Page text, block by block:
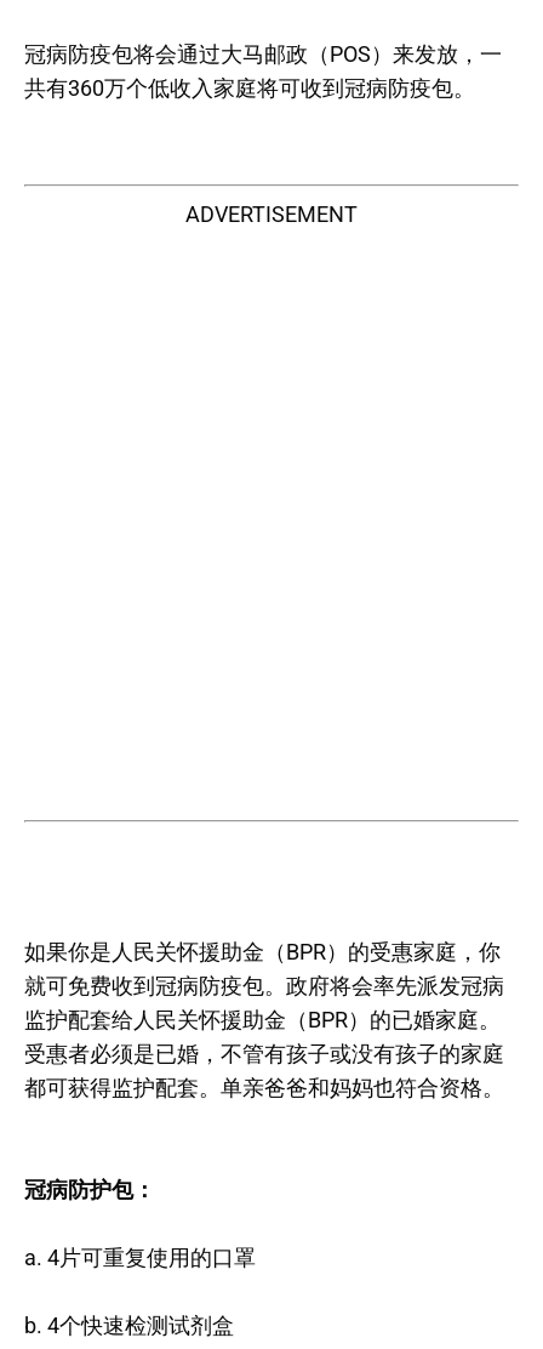
冠病防疫包将会通过大马邮政（POS）来发放，一
共有360万个低收入家庭将可收到冠病防疫包。
ADVERTISEMENT
如果你是人民关怀援助金（BPR）的受惠家庭，你
就可免费收到冠病防疫包。政府将会率先派发冠病
监护配套给人民关怀援助金（BPR）的已婚家庭。
受惠者必须是已婚，不管有孩子或没有孩子的家庭
都可获得监护配套。单亲爸爸和妈妈也符合资格。
冠病防护包：
a. 4片可重复使用的口罩
b. 4个快速检测试剂盒